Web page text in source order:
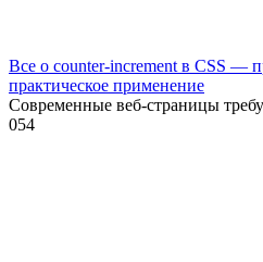
Все о counter-increment в CSS —
практическое применение
Современные веб-страницы
054